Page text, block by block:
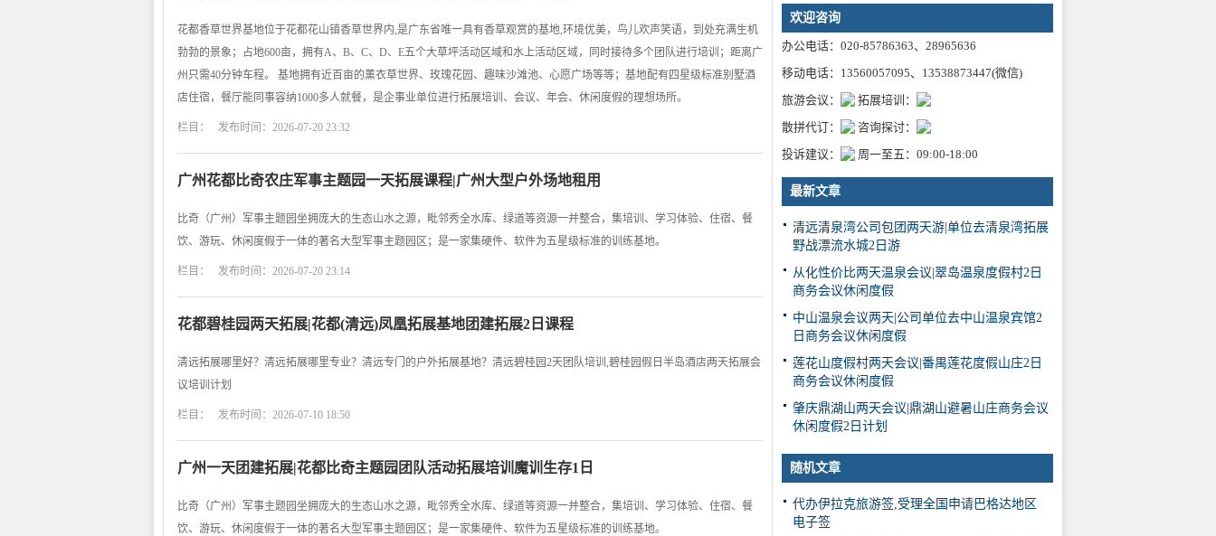
花都香草世界基地位于花都花山镇香草世界内,是广东省唯一具有香草观赏的基地,环境优美，鸟儿欢声笑语，到处充满生机
勃勃的景象；占地600亩，拥有A、B、C、D、E五个大草坪活动区域和水上活动区域，同时接待多个团队进行培训；距离广
州只需40分钟车程。 基地拥有近百亩的薰衣草世界、玫瑰花园、趣味沙滩池、心愿广场等等；基地配有四星级标准别墅酒
店住宿，餐厅能同事容纳1000多人就餐，是企事业单位进行拓展培训、会议、年会、休闲度假的理想场所。
栏目： 发布时间：2026-07-20 23:32
广州花都比奇农庄军事主题园一天拓展课程|广州大型户外场地租用
比奇（广州）军事主题园坐拥庞大的生态山水之源，毗邻秀全水库、绿道等资源一并整合，集培训、学习体验、住宿、餐
饮、游玩、休闲度假于一体的著名大型军事主题园区；是一家集硬件、软件为五星级标准的训练基地。
栏目： 发布时间：2026-07-20 23:14
花都碧桂园两天拓展|花都(清远)凤凰拓展基地团建拓展2日课程
清远拓展哪里好？清远拓展哪里专业？清远专门的户外拓展基地？清远碧桂园2天团队培训,碧桂园假日半岛酒店两天拓展会
议培训计划
栏目： 发布时间：2026-07-10 18:50
广州一天团建拓展|花都比奇主题园团队活动拓展培训魔训生存1日
比奇（广州）军事主题园坐拥庞大的生态山水之源，毗邻秀全水库、绿道等资源一并整合，集培训、学习体验、住宿、餐
饮、游玩、休闲度假于一体的著名大型军事主题园区；是一家集硬件、软件为五星级标准的训练基地。
欢迎咨询
办公电话：020-85786363、28965636
移动电话：13560057095、13538873447(微信)
旅游会议：
拓展培训：
散拼代订：
咨询探讨：
投诉建议：
周一至五：09:00-18:00
最新文章
清远清泉湾公司包团两天游|单位去清泉湾拓展
野战漂流水城2日游
从化性价比两天温泉会议|翠岛温泉度假村2日
商务会议休闲度假
中山温泉会议两天|公司单位去中山温泉宾馆2
日商务会议休闲度假
莲花山度假村两天会议|番禺莲花度假山庄2日
商务会议休闲度假
肇庆鼎湖山两天会议|鼎湖山避暑山庄商务会议
休闲度假2日计划
随机文章
代办伊拉克旅游签,受理全国申请巴格达地区
电子签